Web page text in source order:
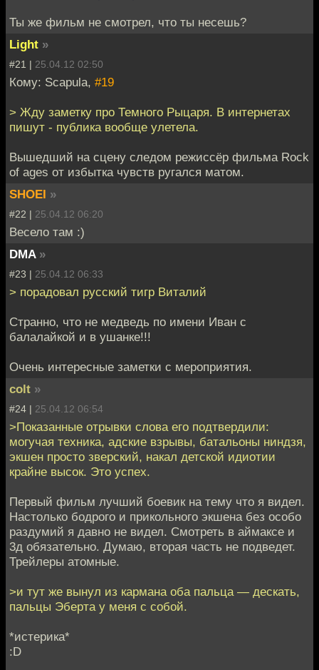
Ты же фильм не смотрел, что ты несешь?
Light »
#21 | 25.04.12 02:50
Кому: Scapula, #19
> Жду заметку про Темного Рыцаря. В интернетах
пишут - публика вообще улетела.
Вышедший на сцену следом режиссёр фильма Rock
of ages от избытка чувств ругался матом.
SHOEI »
#22 | 25.04.12 06:20
Весело там :)
DMA »
#23 | 25.04.12 06:33
> порадовал русский тигр Виталий
Странно, что не медведь по имени Иван с
балалайкой и в ушанке!!!
Очень интересные заметки с мероприятия.
colt »
#24 | 25.04.12 06:54
>Показанные отрывки слова его подтвердили:
могучая техника, адские взрывы, батальоны ниндзя,
экшен просто зверский, накал детской идиотии
крайне высок. Это успех.
Первый фильм лучший боевик на тему что я видел.
Настолько бодрого и прикольного экшена без особо
раздумий я давно не видел. Смотреть в аймаксе и
3д обязательно. Думаю, вторая часть не подведет.
Трейлеры атомные.
>и тут же вынул из кармана оба пальца — дескать,
пальцы Эберта у меня с собой.
*истерика*
:D